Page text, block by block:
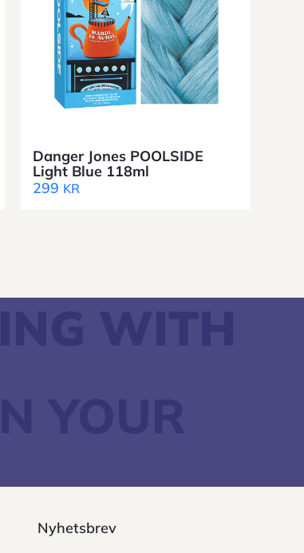
Danger Jones POOLSIDE
Light Blue 118ml
299 KR
Nyhetsbrev